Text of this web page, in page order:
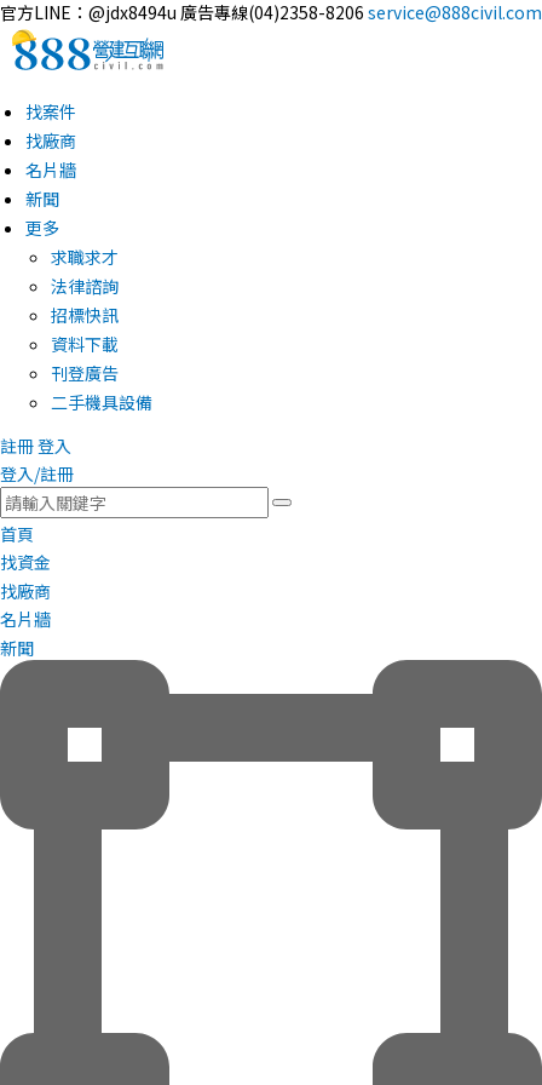
官方LINE：@jdx8494u 廣告專線(04)2358-8206 service@888civil.com
找案件
找廠商
名片牆
新聞
更多
求職求才
法律諮詢
招標快訊
資料下載
刊登廣告
二手機具設備
註冊登入
登入/註冊
首頁
找資金
找廠商
名片牆
新聞